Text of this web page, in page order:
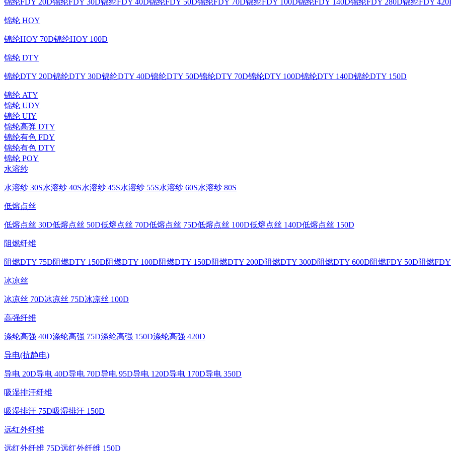
锦纶FDY 20D锦纶FDY 30D锦纶FDY 40D锦纶FDY 50D锦纶FDY 70D锦纶FDY 100D锦纶FDY 140D锦纶FDY 280D锦纶FDY
锦纶 HOY
锦纶HOY 70D锦纶HOY 100D
锦纶 DTY
锦纶DTY 20D锦纶DTY 30D锦纶DTY 40D锦纶DTY 50D锦纶DTY 70D锦纶DTY 100D锦纶DTY 140D锦纶DTY 150D
锦纶 ATY
锦纶 UDY
锦纶 UIY
锦纶高弹 DTY
锦纶有色 FDY
锦纶有色 DTY
锦纶 POY
水溶纱
水溶纱 30S水溶纱 40S水溶纱 45S水溶纱 55S水溶纱 60S水溶纱 80S
低熔点丝
低熔点丝 30D低熔点丝 50D低熔点丝 70D低熔点丝 75D低熔点丝 100D低熔点丝 140D低熔点丝 150D
阻燃纤维
阻燃DTY 75D阻燃DTY 150D阻燃DTY 100D阻燃DTY 150D阻燃DTY 200D阻燃DTY 300D阻燃DTY 600D阻燃FDY 50D阻燃
冰凉丝
冰凉丝 70D冰凉丝 75D冰凉丝 100D
高强纤维
涤纶高强 40D涤纶高强 75D涤纶高强 150D涤纶高强 420D
导电(抗静电)
导电 20D导电 40D导电 70D导电 95D导电 120D导电 170D导电 350D
吸湿排汗纤维
吸湿排汗 75D吸湿排汗 150D
远红外纤维
远红外纤维 75D远红外纤维 150D